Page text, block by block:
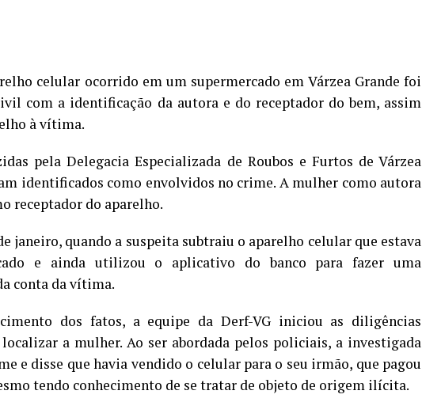
celular ocorrido em um supermercado em Várzea Grande foi
com a identificação da autora e do receptador do bem, assim
à vítima.
pela Delegacia Especializada de Roubos e Furtos de Várzea
identificados como envolvidos no crime. A mulher como autora
receptador do aparelho.
janeiro, quando a suspeita subtraiu o aparelho celular que estava
e ainda utilizou o aplicativo do banco para fazer uma
conta da vítima.
dos fatos, a equipe da Derf-VG iniciou as diligências
a mulher. Ao ser abordada pelos policiais, a investigada
e disse que havia vendido o celular para o seu irmão, que pagou
tendo conhecimento de se tratar de objeto de origem ilícita.